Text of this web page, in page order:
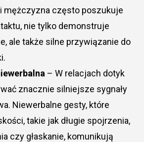
mężczyzna często poszukuje
nie tylko demonstruje
ale także silne przywiązanie do
– W relacjach dotyk
znacznie silniejsze sygnały
Niewerbalne gesty, które
takie jak długie spojrzenia,
czy głaskanie, komunikują